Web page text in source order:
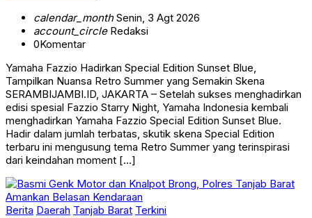
calendar_monthSenin, 3 Agt 2026
account_circleRedaksi
0Komentar
Yamaha Fazzio Hadirkan Special Edition Sunset Blue,
Tampilkan Nuansa Retro Summer yang Semakin Skena
SERAMBIJAMBI.ID, JAKARTA – Setelah sukses menghadirkan
edisi spesial Fazzio Starry Night, Yamaha Indonesia kembali
menghadirkan Yamaha Fazzio Special Edition Sunset Blue.
Hadir dalam jumlah terbatas, skutik skena Special Edition
terbaru ini mengusung tema Retro Summer yang terinspirasi
dari keindahan moment […]
Berita Daerah Tanjab Barat Terkini